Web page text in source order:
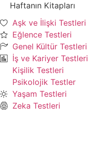
Haftanın Kitapları
Aşk ve İlişki Testleri
Eğlence Testleri
Genel Kültür Testleri
İş ve Kariyer Testleri
Kişilik Testleri
Psikolojik Testler
Yaşam Testleri
Zeka Testleri